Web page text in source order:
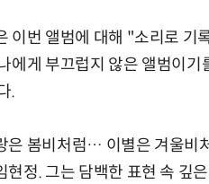
이번 앨범에 대해 "소리로 기
에게 부끄럽지 않은 앨범이
.
은 봄비처럼… 이별은 겨울비
현정. 그는 담백한 표현 속